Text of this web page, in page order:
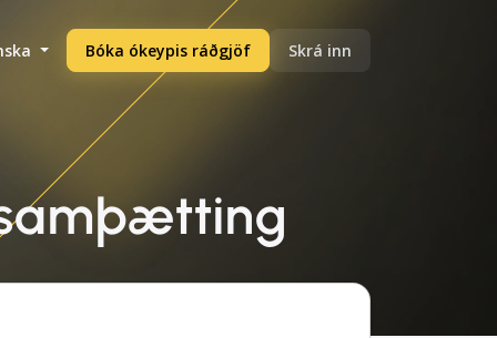
Bóka ókeypis ráðgjöf Skrá inn